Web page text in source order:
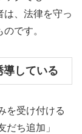
は、法律を守っ
です。
導している
を受け付ける
だち追加」